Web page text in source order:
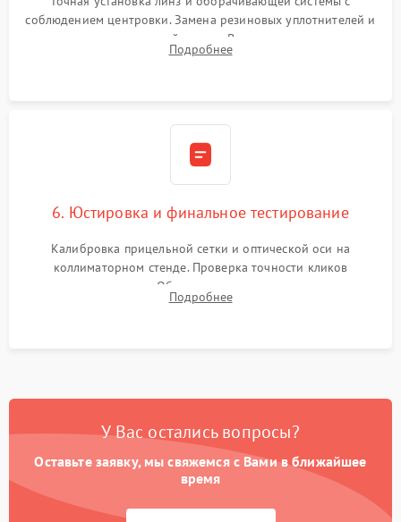
соблюдением центровки. Замена резиновых уплотнителей и
нанесение влагозащитной смазки. Вакуумирование корпуса
и заполнение его осушенным азотом или аргоном для
Подробнее
6. Юстировка и финальное тестирование
Калибровка прицельной сетки и оптической оси на
коллиматорном стенде. Проверка точности кликов
механизма поправок. Обязательное испытание прицела на
ударном стенде для проверки устойчивости к отдаче и
Подробнее
У Вас остались вопросы?
Оставьте заявку, мы свяжемся с Вами в ближайшее
время